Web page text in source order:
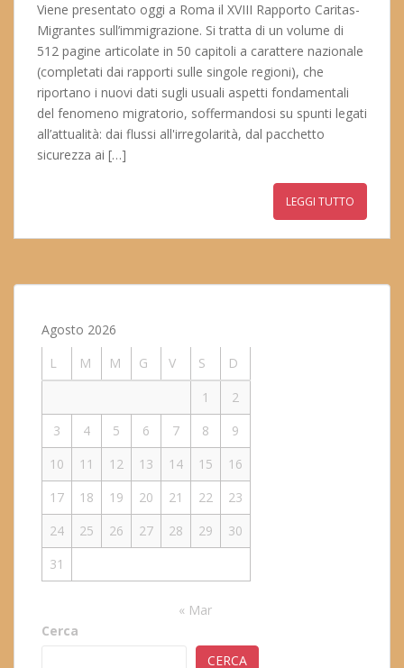
Viene presentato oggi a Roma il XVIII Rapporto Caritas-
Migrantes sull’immigrazione. Si tratta di un volume di
512 pagine articolate in 50 capitoli a carattere nazionale
(completati dai rapporti sulle singole regioni), che
riportano i nuovi dati sugli usuali aspetti fondamentali
del fenomeno migratorio, soffermandosi su spunti legati
all’attualità: dai flussi all'irregolarità, dal pacchetto
sicurezza ai […]
LEGGI TUTTO
Agosto 2026
L
M M G V S
D
1
2
3
4 5 6 7 8
9
10
11 12 13 14 15
16
17
18 19 20 21 22
23
24
25 26 27 28 29
30
31
« Mar
Cerca
CERCA